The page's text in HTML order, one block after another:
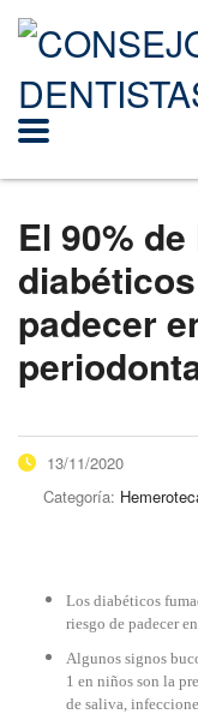
El 90%
padecer
13/11/2020
Categoría:
Los diabéticos
riesgo de padecer
Algunos signos
1 en niños son la
de saliva,